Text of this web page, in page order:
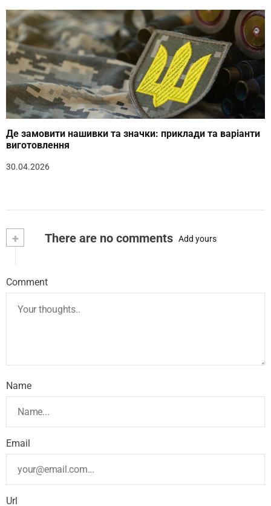
Де замовити нашивки та значки: приклади та варіанти
виготовлення
30.04.2026
+ There are no comments Add yours
Comment
Name
Email
Url